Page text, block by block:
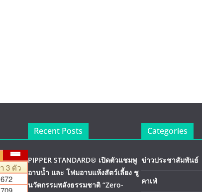
Recent Posts
PIPPER STANDARD® เปิดตัวแชมพู
อาบน้ำ และ โฟมอาบแห้งสัตว์เลี้ยง ชู
นวัตกรรมพลังธรรมชาติ “Zero-
Categories
ข่าวประชาสัมพันธ์
คาเฟ่